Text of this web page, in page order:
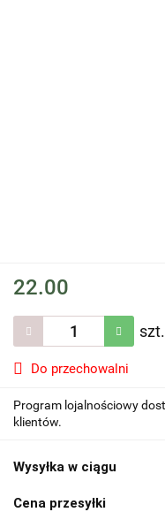
22.00
szt.
Do przechowalni
Program lojalnościowy
klientów.
Wysyłka w ciągu
Cena przesyłki